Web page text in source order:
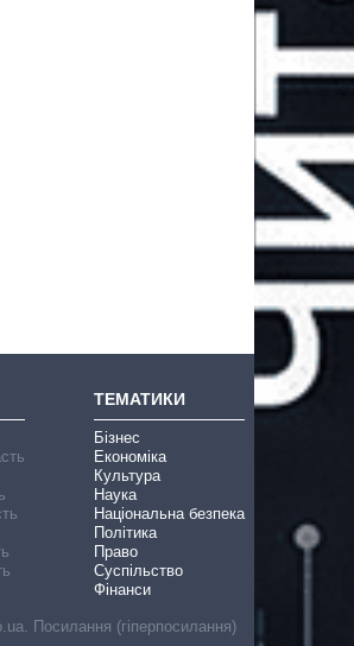
ТЕМАТИКИ
Бізнес
Економіка
Культура
Наука
Національна безпека
Політика
Право
Суспільство
Фінанси
Посилання (гіперпосилання)